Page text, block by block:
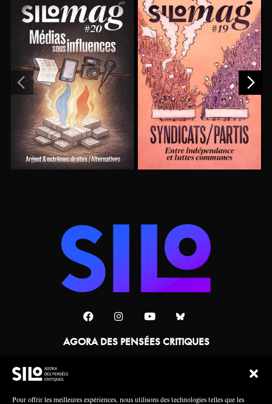
Pour offrir les meilleures expériences, nous utilisons des technologies telles que les
AGORA DES PENSÉES CRITIQUES